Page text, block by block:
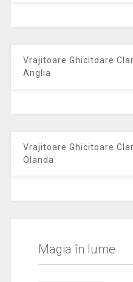
Vrajitoare Ghicitoare
Anglia
Vrajitoare Ghicitoare
Olanda
Magia în lume